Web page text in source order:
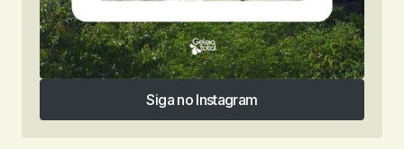
Siga no Instagram
Siga no Instagram